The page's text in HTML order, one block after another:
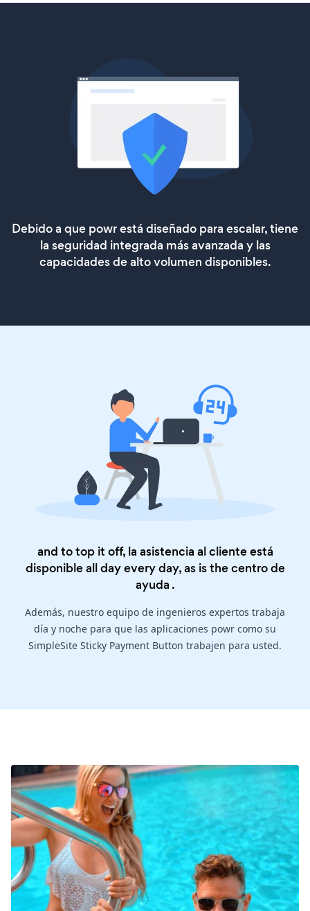
Debido a que powr está diseñado para escalar, tiene
la seguridad integrada más avanzada y las
capacidades de alto volumen disponibles.
and to top it off, la asistencia al cliente está
disponible all day every day, as is thecentro de
ayuda .
Además, nuestro equipo de ingenieros expertos trabaja
día y noche para que las aplicaciones powr como su
SimpleSite Sticky Payment Button trabajen para usted.